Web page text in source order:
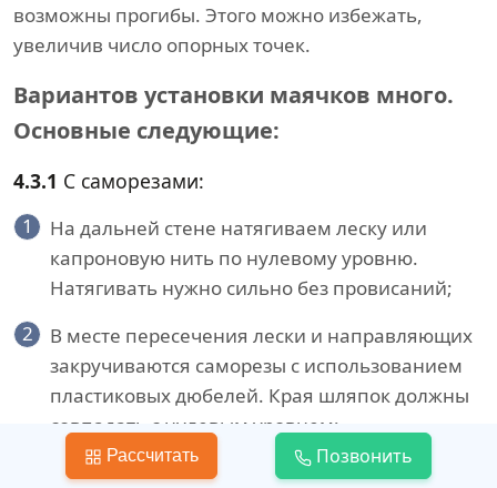
возможны прогибы. Этого можно избежать,
увеличив число опорных точек.
Вариантов установки маячков много.
Основные следующие:
4.3.1 С саморезами:
1
На дальней стене натягиваем леску или
капроновую нить по нулевому уровню.
Натягивать нужно сильно без провисаний;
2
В месте пересечения лески и направляющих
закручиваются саморезы с использованием
пластиковых дюбелей. Края шляпок должны
совпадать с нулевым уровнем;
Аналогичная операция проводится
Рассчитать Позвонить